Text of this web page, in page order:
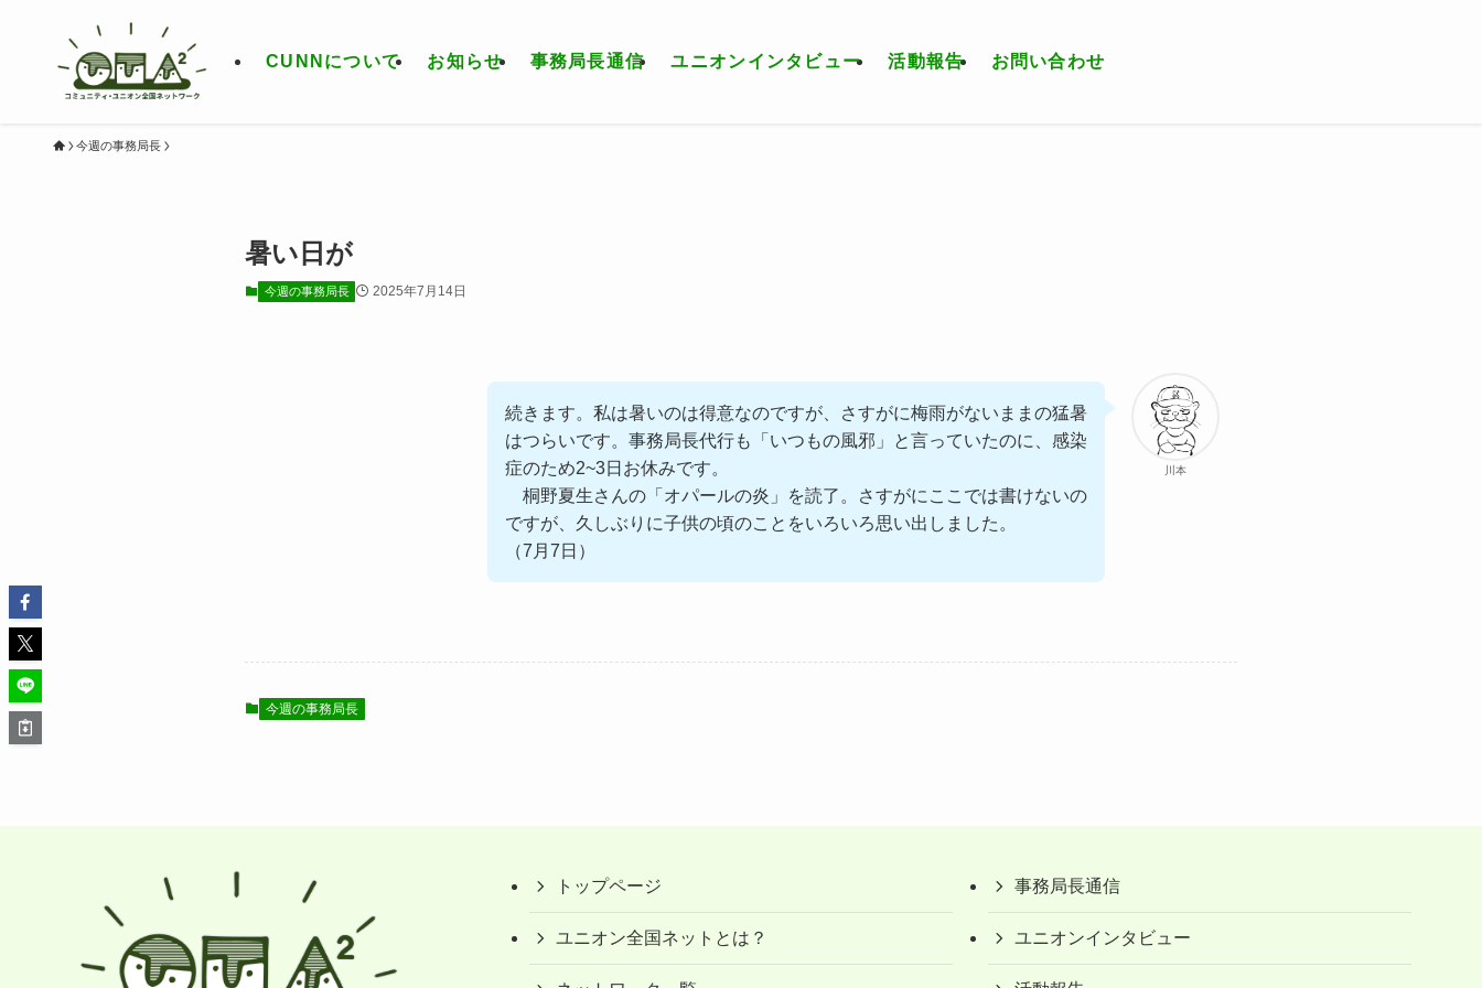
CUNNについて お知らせ 事務局長通信 ユニオンインタビュー 活動報告 お問い合わせ
今週の事務局長
暑い日が
今週の事務局長 2025年7月14日
川本
続きます。私は暑いのは得意なのですが、さすがに梅雨がないままの猛暑
はつらいです。事務局長代行も「いつもの風邪」と言っていたのに、感染
症のため2~3日お休みです。
桐野夏生さんの「オパールの炎」を読了。さすがにここでは書けないの
ですが、久しぶりに子供の頃のことをいろいろ思い出しました。
（7月7日）
今週の事務局長
トップページ
ユニオン全国ネットとは？
事務局長通信
ユニオンインタビュー